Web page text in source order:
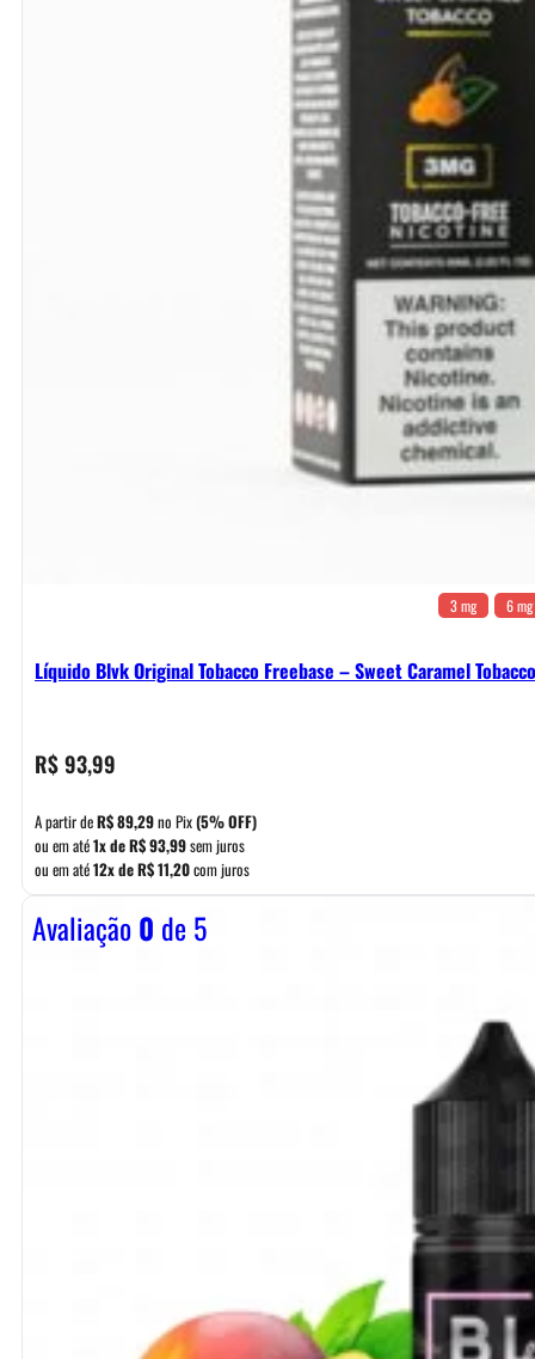
3 mg 6 mg
Líquido Blvk Original Tobacco Freebase – Sweet Caramel Tobacco
R$93,99
A partir deR$89,29no Pix(5% OFF)
ou em até1x deR$93,99sem juros
ou em até12x deR$11,20com juros
Avaliação0 de 5